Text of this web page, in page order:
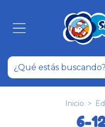
Inicio >
6-